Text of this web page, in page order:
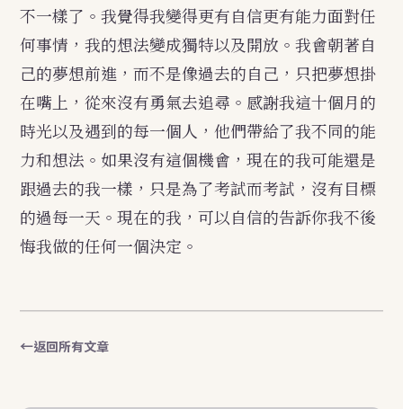
不一樣了。我覺得我變得更有自信更有能力面對任
何事情，我的想法變成獨特以及開放。我會朝著自
己的夢想前進，而不是像過去的自己，只把夢想掛
在嘴上，從來沒有勇氣去追尋。感謝我這十個月的
時光以及遇到的每一個人，他們帶給了我不同的能
力和想法。如果沒有這個機會，現在的我可能還是
跟過去的我一樣，只是為了考試而考試，沒有目標
的過每一天。現在的我，可以自信的告訴你我不後
悔我做的任何一個決定。
返回所有文章